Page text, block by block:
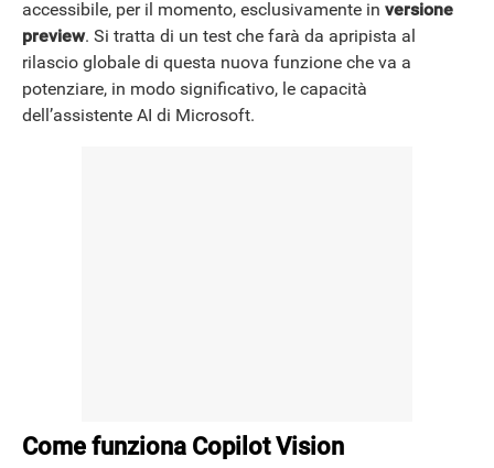
accessibile, per il momento, esclusivamente in versione
preview. Si tratta di un test che farà da apripista al
rilascio globale di questa nuova funzione che va a
potenziare, in modo significativo, le capacità
dell’assistente AI di Microsoft.
Come funziona Copilot Vision